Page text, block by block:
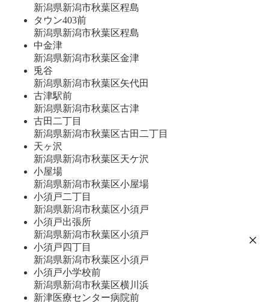
新潟県新潟市秋葉区程島
タウン403前
新潟県新潟市秋葉区程島
中金津
新潟県新潟市秋葉区金津
兎谷
新潟県新潟市秋葉区矢代田
古津駅前
新潟県新潟市秋葉区古津
古田二丁目
新潟県新潟市秋葉区古田二丁目
天ヶ沢
新潟県新潟市秋葉区天ケ沢
小屋場
新潟県新潟市秋葉区小屋場
小須戸二丁目
新潟県新潟市秋葉区小須戸
小須戸出張所
新潟県新潟市秋葉区小須戸
小須戸四丁目
新潟県新潟市秋葉区小須戸
小須戸小学校前
新潟県新潟市秋葉区横川浜
新津医療センター病院前